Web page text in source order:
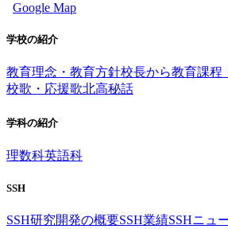
Google Map
学校の紹介
教育理念・教育方針校長から教育課程
校歌・応援歌北高秘話
学科の紹介
理数科英語科
SSH
SSH研究開発の概要SSH業績SSHニュ